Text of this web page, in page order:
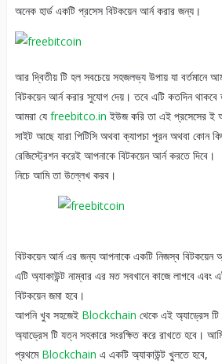
অনেক হার্ড একটি প্রসেস বিটকয়েন আর্ন করার জন্য।
আর দ্বিতীয় টি হল সবচেয়ে সহজলভ্য উপায় যা বর্তমানে
বিটকয়েন আর্ন করার সুযোগ দেয়। তবে এটি কতদিন থাকবে
আমরা যে freebitco.in ইউজ করি তা এই প্রসেসের
সাইট আছে যারা পিটিসি অথবা ক্যাপচা পুরন অথবা কোন
রেজিস্ট্রেশন করেই আপনাকে বিটকয়েন আর্ন করতে দিবে।
নিচে আমি তা উল্লেখ করব।
বিটকয়েন আর্ন এর জন্য আপনাকে একটি নিজস্ব বিটকয়েন
এটি অ্যাকাউন্ট নাম্বার এর মত সবখানে কাজে লাগবে
বিটকয়েন জমা হবে।
আপনি খুব সহজেই Blockchain থেকে এই অ্যাড্রেস
অ্যাড্রেস টি যত্ন সহকারে সংরক্ষিত করে রাখতে হবে।
প্রথমে Blockchain এ একটি অ্যাকাউন্ট খুলতে হবে,